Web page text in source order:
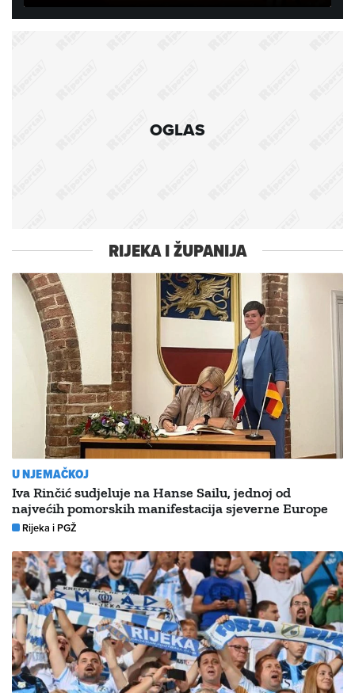
OGLAS
RIJEKA I ŽUPANIJA
U NJEMAČKOJ
Iva Rinčić sudjeluje na Hanse Sailu, jednoj od
najvećih pomorskih manifestacija sjeverne Europe
Rijeka i PGŽ